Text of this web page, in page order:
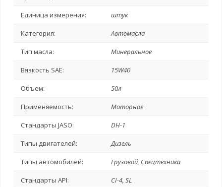
Единица измерения: штук
Категория: Автомасла
Тип масла: Минеральное
Вязкость SAE: 15W40
Объем: 50л
Применяемость: Моторное
Стандарты JASO: DH-1
Типы двигателей: Дизель
Типы автомобилей: Грузовой, Спецтехника
Стандарты API: CI-4, SL